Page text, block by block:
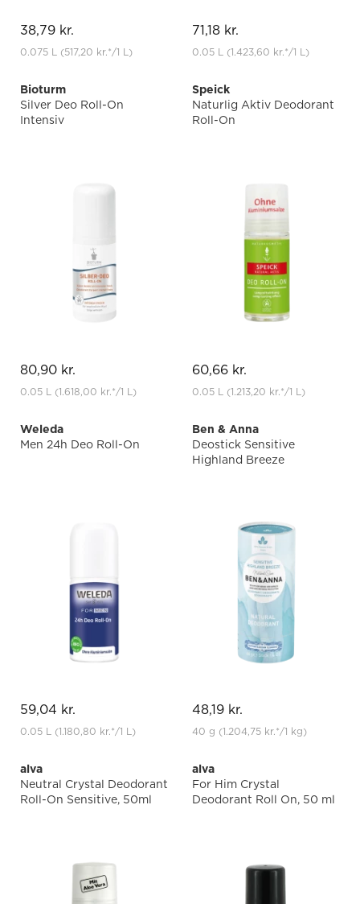
38,79 kr.
0.075 L (517,20 kr.*/1 L)
71,18 kr.
0.05 L (1.423,60 kr.*/1 L)
Bioturm
Silver Deo Roll-On
Intensiv
80,90 kr.
0.05 L (1.618,00 kr.*/1 L)
Speick
Naturlig Aktiv Deodorant
Roll-On
60,66 kr.
0.05 L (1.213,20 kr.*/1 L)
Weleda
Men 24h Deo Roll-On
59,04 kr.
0.05 L (1.180,80 kr.*/1 L)
Ben & Anna
Deostick Sensitive
Highland Breeze
48,19 kr.
40 g (1.204,75 kr.*/1 kg)
alva
Neutral Crystal Deodorant
Roll-On Sensitive, 50ml
alva
For Him Crystal
Deodorant Roll On, 50 ml